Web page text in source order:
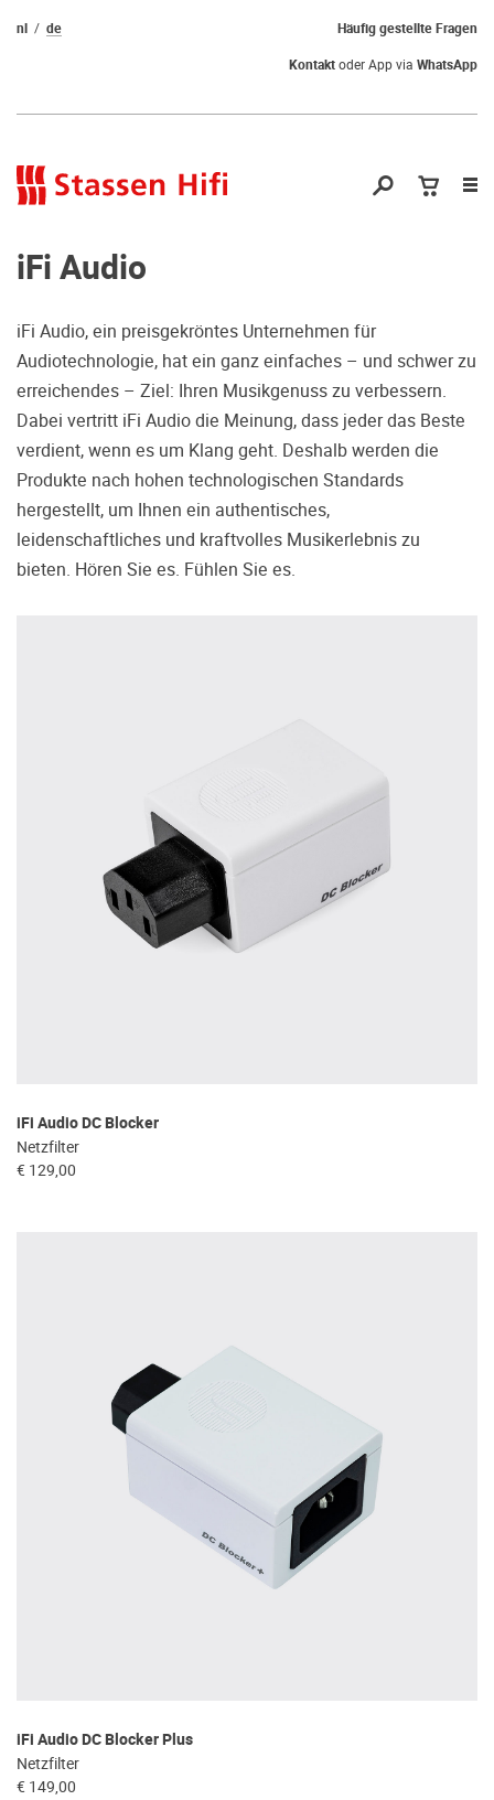
Qual der Wahl?
Warum kommen Sie nicht vorbei und
hören erstmal Probe? Dadurch stellen
Sie sicher, dass Sie die richtige Wahl
treffen.
Oft werden Produkte auf Empfehlung
Dritter oder z.B. aufgrund einer Rezension
Vereinbaren Sie einen Hörtermin.
Häufig gestellte Fragen
nl
de
Kontaktoder App via WhatsApp
iFi Audio
iFi Audio, ein preisgekröntes Unternehmen für
Audiotechnologie, hat ein ganz einfaches – und schwer zu
erreichendes – Ziel: Ihren Musikgenuss zu verbessern.
Dabei vertritt iFi Audio die Meinung, dass jeder das Beste
verdient, wenn es um Klang geht. Deshalb werden die
Produkte nach hohen technologischen Standards
hergestellt, um Ihnen ein authentisches,
leidenschaftliches und kraftvolles Musikerlebnis zu
bieten. Hören Sie es. Fühlen Sie es.
iFi Audio DC Blocker
Netzfilter
€ 129,00
iFi Audio DC Blocker Plus
Netzfilter
€ 149,00